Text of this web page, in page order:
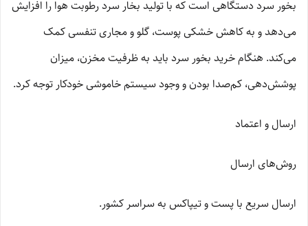
بخور سرد دستگاهی است که با تولید بخار سرد رطوبت هوا را افزایش
می‌دهد و به کاهش خشکی پوست، گلو و مجاری تنفسی کمک
می‌کند. هنگام خرید بخور سرد باید به ظرفیت مخزن، میزان
پوشش‌دهی، کم‌صدا بودن و وجود سیستم خاموشی خودکار توجه کرد.
ارسال و اعتماد
روش‌های ارسال
ارسال سریع با پست و تیپاکس به سراسر کشور.